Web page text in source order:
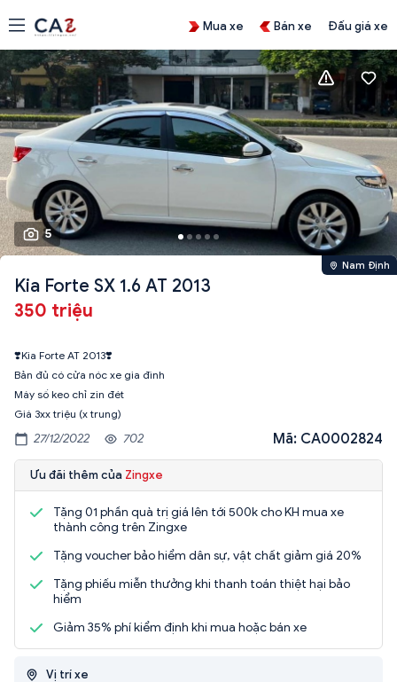
Mua xe Bán xe Đấu giá xe
5
Nam Định
Kia Forte SX 1.6 AT 2013
350 triệu
❣️Kia Forte AT 2013❣️
Bản đủ có cửa nóc xe gia đình
Máy số keo chỉ zin đét
Giá 3xx triệu (x trung)
27/12/2022 702 Mã: CA0002824
Ưu đãi thêm của Zingxe
Tặng 01 phần quà trị giá lên tới 500k cho KH mua xe
thành công trên Zingxe
Tặng voucher bảo hiểm dân sự, vật chất giảm giá 20%
Tặng phiếu miễn thưởng khi thanh toán thiệt hại bảo
hiểm
Giảm 35% phí kiểm định khi mua hoặc bán xe
Vị trí xe